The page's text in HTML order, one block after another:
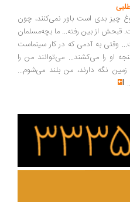
است باور نمی‌کنند، چون
بین رفته... ما بچه‌مسلمان
به آدمی که در کار سینماست
می‌کشند... می‌توانند من را
دارند، من بلند می‌شوم...